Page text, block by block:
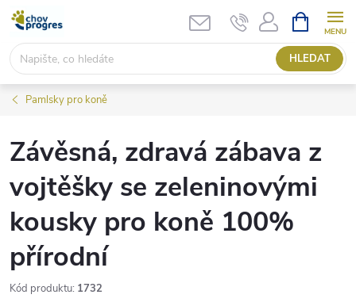
Přejít
obsah
HLEDAT
NÁKUPNÍ
KOŠÍK
Pamlsky pro koně
Závěsná, zdravá zábava z
vojtěšky se zeleninovými
kousky pro koně 100%
přírodní
Kód produktu: 1732